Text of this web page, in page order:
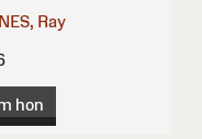
Ray
hon